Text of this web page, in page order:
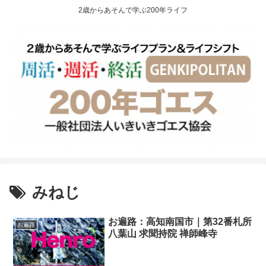
2歳からあそんで学ぶ200年ライフ
みねじ
お遍路
お遍路：高知南国市｜第32番札所
八葉山 求聞持院 禅師峰寺